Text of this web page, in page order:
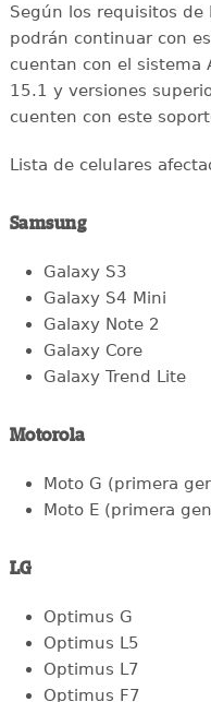
Según los requisitos
podrán continuar con
cuentan con el sistema
15.1 y versiones
cuenten con este
Lista de celulares
Samsung
Galaxy S3
Galaxy S4 Mini
Galaxy Note 2
Galaxy Core
Galaxy Trend Lite
Motorola
Moto G (primera
Moto E (primera
LG
Optimus G
Optimus L5
Optimus L7
Optimus F7